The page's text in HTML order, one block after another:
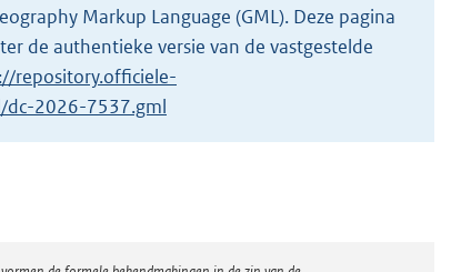
g
r
o
o
Markup Language (GML). Deze pagina
de authentieke versie van de vastgestelde
repository.officiele-
dc-2026-7537.gml